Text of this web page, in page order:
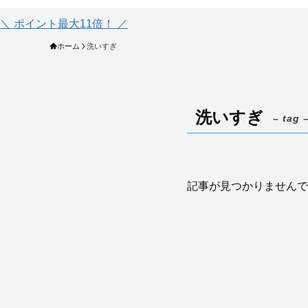
＼ ポイント最大11倍！ ／
ホーム 洗いすぎ
洗いすぎ – tag –
記事が見つかりませんで